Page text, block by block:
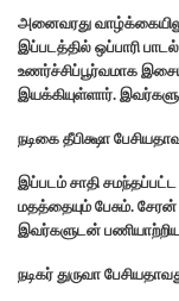
அனைவரது
இப்படத்தில் ஒப்பாரி
உணர்ச்சிப்பூர்வமாக
இயக்கியுள்ளார்.
நடிகை தீபிக்ஷா
இப்படம் சாதி
மதத்தையும் பேசும். சேரன்
இவர்களுடன்
நடிகர் துருவா